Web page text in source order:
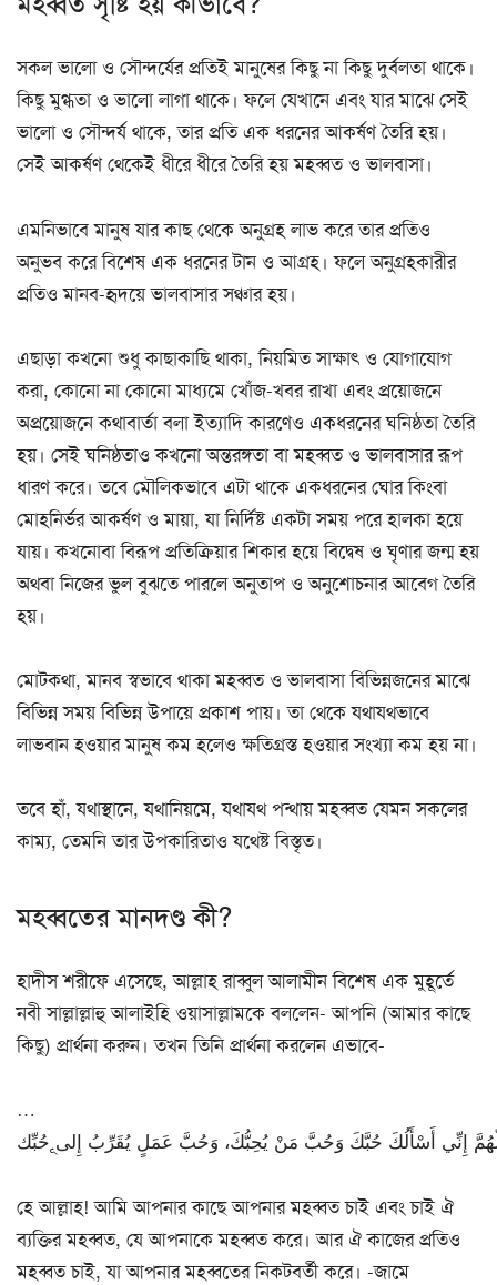
সকল ভালো ও সৌন্দর্যের প্রতিই মানুষের কিছু না কিছু দুর্বলতা থাকে।
কিছু মুগ্ধতা ও ভালো লাগা থাকে। ফলে যেখানে এবং যার মাঝে সেই
ভালো ও সৌন্দর্য থাকে, তার প্রতি এক ধরনের আকর্ষণ তৈরি হয়।
সেই আকর্ষণ থেকেই ধীরে ধীরে তৈরি হয় মহব্বত ও ভালবাসা।
এমনিভাবে মানুষ যার কাছ থেকে অনুগ্রহ লাভ করে তার প্রতিও
অনুভব করে বিশেষ এক ধরনের টান ও আগ্রহ। ফলে অনুগ্রহকারীর
প্রতিও মানব-হৃদয়ে ভালবাসার সঞ্চার হয়।
এছাড়া কখনো শুধু কাছাকাছি থাকা, নিয়মিত সাক্ষাৎ ও যোগাযোগ
করা, কোনো না কোনো মাধ্যমে খোঁজ-খবর রাখা এবং প্রয়োজনে
অপ্রয়োজনে কথাবার্তা বলা ইত্যাদি কারণেও একধরনের ঘনিষ্ঠতা তৈরি
হয়। সেই ঘনিষ্ঠতাও কখনো অন্তরঙ্গতা বা মহব্বত ও ভালবাসার রূপ
ধারণ করে। তবে মৌলিকভাবে এটা থাকে একধরনের ঘোর কিংবা
মোহনির্ভর আকর্ষণ ও মায়া, যা নির্দিষ্ট একটা সময় পরে হালকা হয়ে
যায়। কখনোবা বিরূপ প্রতিক্রিয়ার শিকার হয়ে বিদ্বেষ ও ঘৃণার জন্ম হয়
অথবা নিজের ভুল বুঝতে পারলে অনুতাপ ও অনুশোচনার আবেগ তৈরি
হয়।
মোটকথা, মানব স্বভাবে থাকা মহব্বত ও ভালবাসা বিভিন্নজনের মাঝে
বিভিন্ন সময় বিভিন্ন উপায়ে প্রকাশ পায়। তা থেকে যথাযথভাবে
লাভবান হওয়ার মানুষ কম হলেও ক্ষতিগ্রস্ত হওয়ার সংখ্যা কম হয় না।
তবে হাঁ, যথাস্থানে, যথানিয়মে, যথাযথ পন্থায় মহব্বত যেমন সকলের
কাম্য, তেমনি তার উপকারিতাও যথেষ্ট বিস্তৃত।
মহব্বতের মানদণ্ড কী?
হাদীস শরীফে এসেছে, আল্লাহ রাব্বুল আলামীন বিশেষ এক মুহূর্তে
নবী সাল্লাল্লাহু আলাইহি ওয়াসাল্লামকে বললেন- আপনি (আমার কাছে
কিছু) প্রার্থনা করুন। তখন তিনি প্রার্থনা করলেন এভাবে-
…
হে আল্লাহ! আমি আপনার কাছে আপনার মহব্বত চাই এবং চাই ঐ
ব্যক্তির মহব্বত, যে আপনাকে মহব্বত করে। আর ঐ কাজের প্রতিও
মহব্বত চাই, যা আপনার মহব্বতের নিকটবর্তী করে। -জামে